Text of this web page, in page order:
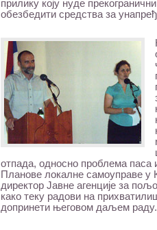
прилику коју нуде
обезбедити средства за
отпада, односно проблема
Планове локалне самоуправе у
директор Јавне агенције за
како теку радови на
допринети његовом даљем раду.